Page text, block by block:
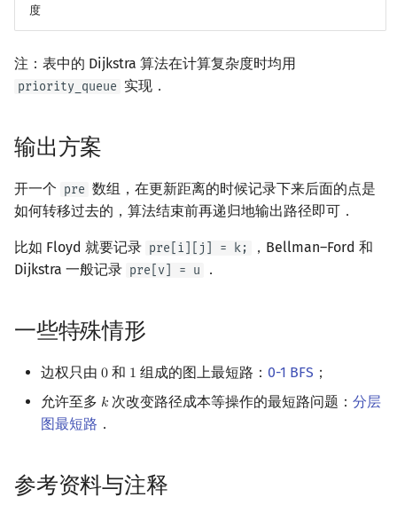
度
注：表中的 Dijkstra 算法在计算复杂度时均用
priority_queue 实现．
输出方案
开一个 pre 数组，在更新距离的时候记录下来后面的点是
如何转移过去的，算法结束前再递归地输出路径即可．
比如 Floyd 就要记录 pre[i][j] = k;
，Bellman–Ford 和
Dijkstra 一般记录 pre[v] = u ．
一些特殊情形
边权只由 0
0 和 1
1 组成的图上最短路： 0-1 BFS ；
允许至多 𝑘
k 次改变路径成本等操作的最短路问题：分层
图最短路 ．
参考资料与注释